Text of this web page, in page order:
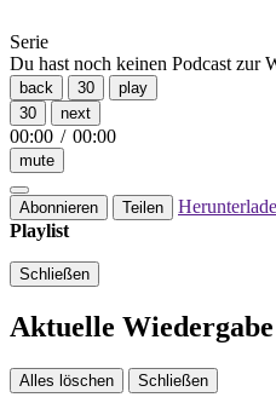
Serie
Du hast noch keinen Podcast zur
back 30
play
30
next
00:00 / 00:00
mute
Abonnieren Teilen
Playlist
Schließen
Aktuelle Wiedergabe
Alles löschen Schließen